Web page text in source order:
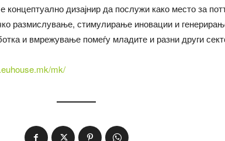
концептуално дизајнир да послужи како место за
размислување, стимулирање иновации и
и вмрежување помеѓу младите и разни други
mk/